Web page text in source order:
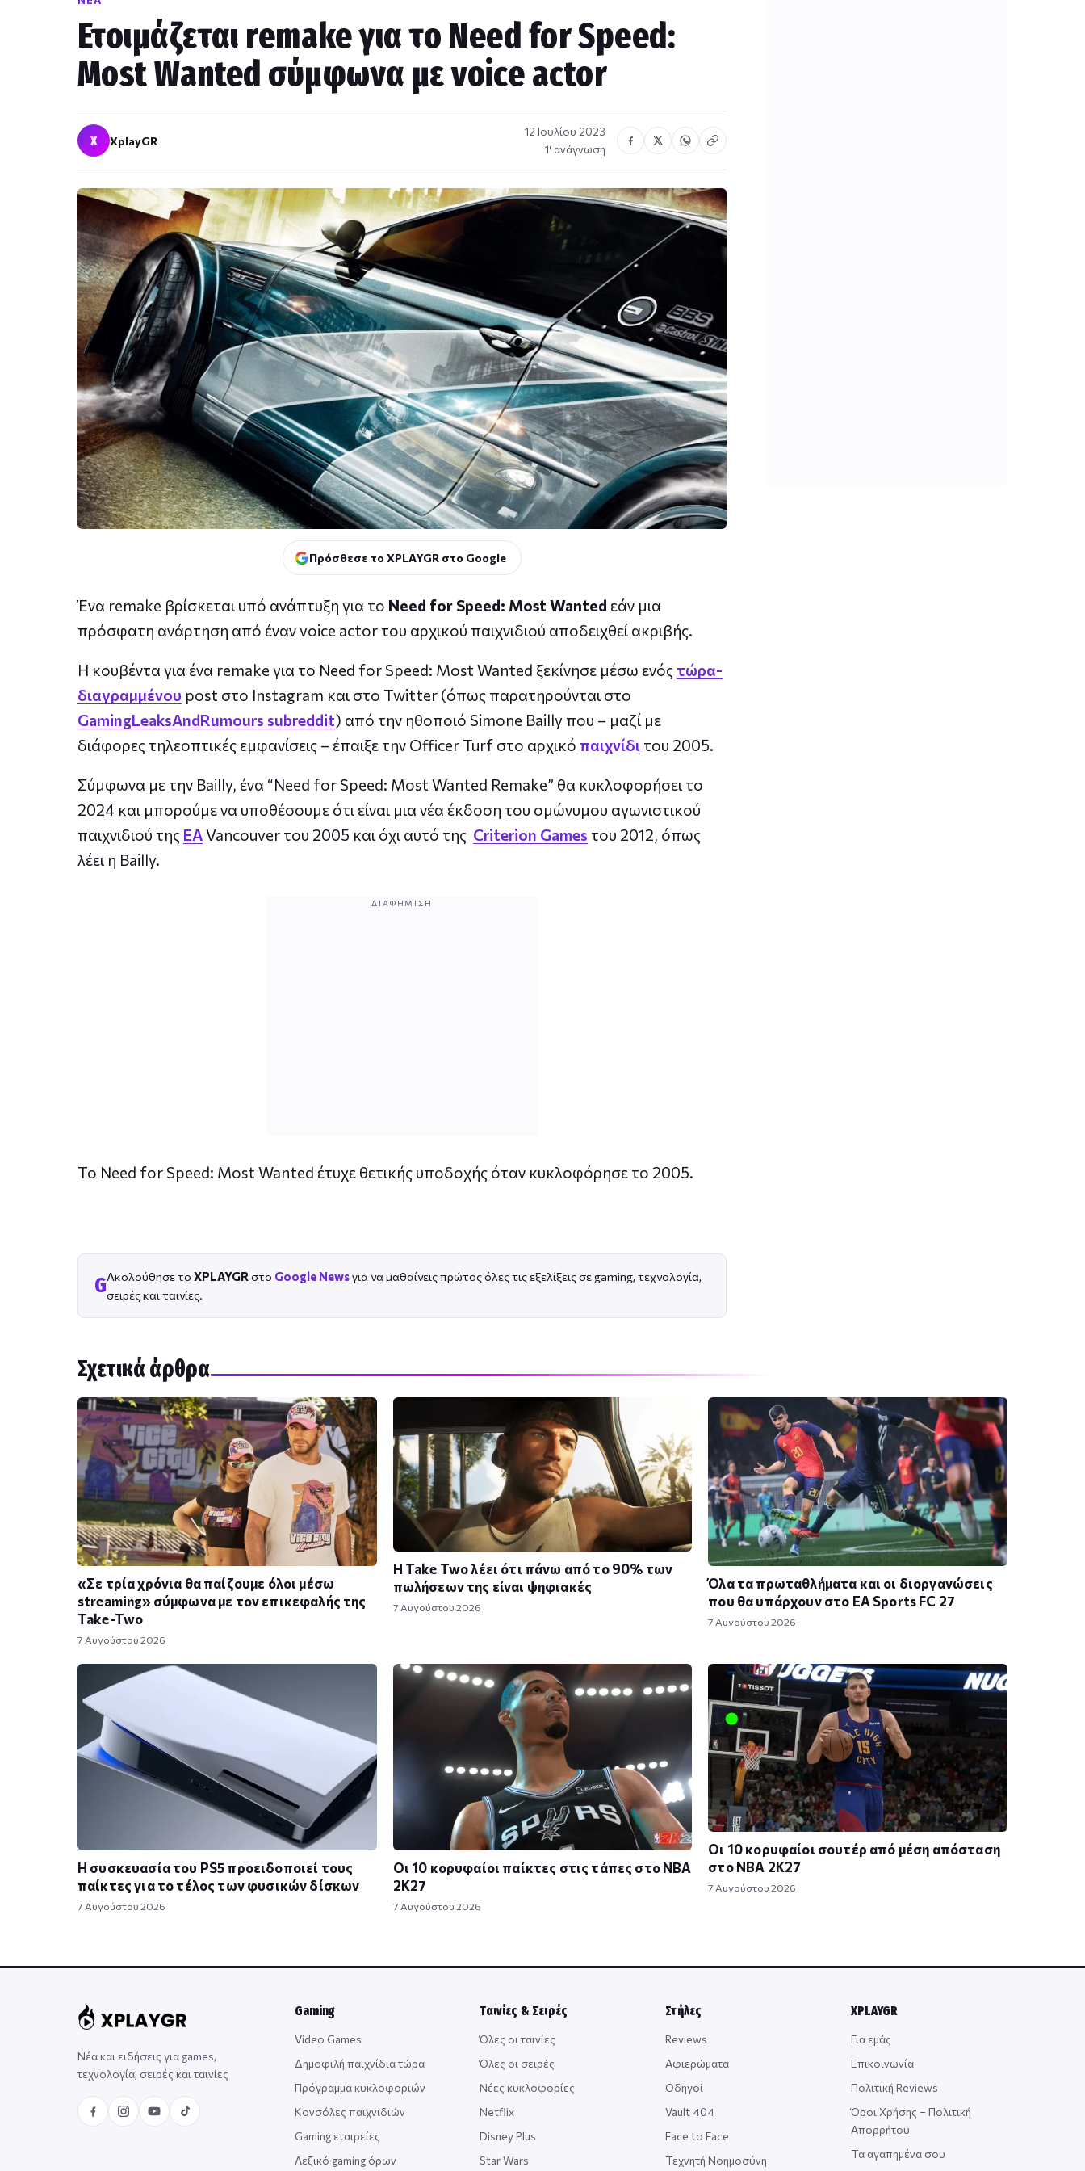
Ετοιμάζεται remake για το Need for Speed:
Most Wanted σύμφωνα με voice actor
X XplayGR
12 Ιουλίου 2023
1′ ανάγνωση
Πρόσθεσε το XPLAYGR στο Google
Ένα remake βρίσκεται υπό ανάπτυξη για το Need for Speed: Most Wanted εάν μια
πρόσφατη ανάρτηση από έναν voice actor του αρχικού παιχνιδιού αποδειχθεί ακριβής.
Η κουβέντα για ένα remake για το Need for Speed: Most Wanted ξεκίνησε μέσω ενός τώρα-
διαγραμμένου post στο Instagram και στο Twitter (όπως παρατηρούνται στο
GamingLeaksAndRumours subreddit) από την ηθοποιό Simone Bailly που – μαζί με
διάφορες τηλεοπτικές εμφανίσεις – έπαιξε την Officer Turf στο αρχικό παιχνίδι του 2005.
Σύμφωνα με την Bailly, ένα “Need for Speed: Most Wanted Remake” θα κυκλοφορήσει το
2024 και μπορούμε να υποθέσουμε ότι είναι μια νέα έκδοση του ομώνυμου αγωνιστικού
παιχνιδιού της EAVancouver του 2005 και όχι αυτό της Criterion Games του 2012, όπως
λέει η Bailly.
ΔΙΑΦΉΜΙΣΗ
Το Need for Speed: Most Wanted έτυχε θετικής υποδοχής όταν κυκλοφόρησε το 2005.
GΑκολούθησε το XPLAYGR στο Google Newsγια να μαθαίνεις πρώτος όλες τις εξελίξεις σε gaming, τεχνολογία,
σειρές και ταινίες.
Σχετικά άρθρα
«Σε τρία χρόνια θα παίζουμε όλοι μέσω
streaming» σύμφωνα με τον επικεφαλής της
Take-Two
7 Αυγούστου 2026
Η Take Twο λέει ότι πάνω από το 90% των
πωλήσεων της είναι ψηφιακές
7 Αυγούστου 2026
Όλα τα πρωταθλήματα και οι διοργανώσεις
που θα υπάρχουν στο EA Sports FC 27
7 Αυγούστου 2026
Η συσκευασία του PS5 προειδοποιεί τους
παίκτες για το τέλος των φυσικών δίσκων
7 Αυγούστου 2026
Οι 10 κορυφαίοι παίκτες στις τάπες στο NBA
2K27
7 Αυγούστου 2026
Οι 10 κορυφαίοι σουτέρ από μέση απόσταση
στο NBA 2K27
7 Αυγούστου 2026
Νέα και ειδήσεις για games,
τεχνολογία, σειρές και ταινίες
Gaming
Video Games
Δημοφιλή παιχνίδια τώρα
Πρόγραμμα κυκλοφοριών
Κονσόλες παιχνιδιών
Gaming εταιρείες
Λεξικό gaming όρων
Ταινίες & Σειρές
Όλες οι ταινίες
Όλες οι σειρές
Νέες κυκλοφορίες
Netflix
Disney Plus
Star Wars
Στήλες
Reviews
Αφιερώματα
Οδηγοί
Vault 404
Face to Face
Τεχνητή Νοημοσύνη
XPLAYGR
Για εμάς
Επικοινωνία
Πολιτική Reviews
Όροι Χρήσης – Πολιτική
Απορρήτου
Τα αγαπημένα σου